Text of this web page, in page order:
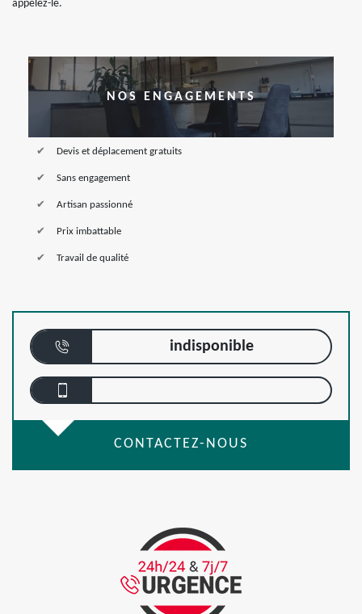
appelez-le.
NOS ENGAGEMENTS
Devis et déplacement gratuits
Sans engagement
Artisan passionné
Prix imbattable
Travail de qualité
indisponible
CONTACTEZ-NOUS